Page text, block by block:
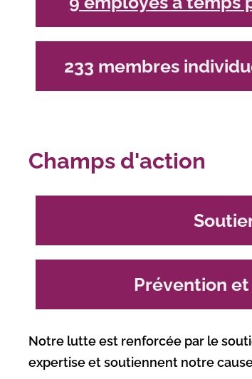
233 membres
Champs d'action
Prévention
Notre lutte est renforcée par le
expertise et soutiennent notre